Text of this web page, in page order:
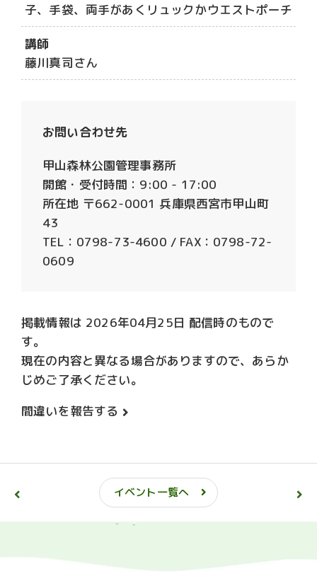
子、手袋、両手があくリュックかウエストポーチ
講師
藤川真司さん
お問い合わせ先
甲山森林公園管理事務所
開館・受付時間：9:00 - 17:00
所在地 〒662-0001 兵庫県西宮市甲山町
43
TEL：0798-73-4600 / FAX：0798-72-
0609
掲載情報は 2026年04月25日 配信時のもので
す。
現在の内容と異なる場合がありますので、あらか
じめご了承ください。
間違いを報告する
イベント一覧へ